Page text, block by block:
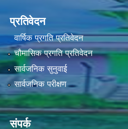
प्रतिवेदन
वार्षिक प्रगति प्रतिवेदन
चौमासिक प्रगति प्रतिवेदन
सार्वजनिक सुनुवाई
सार्वजनिक परीक्षण
संपर्क